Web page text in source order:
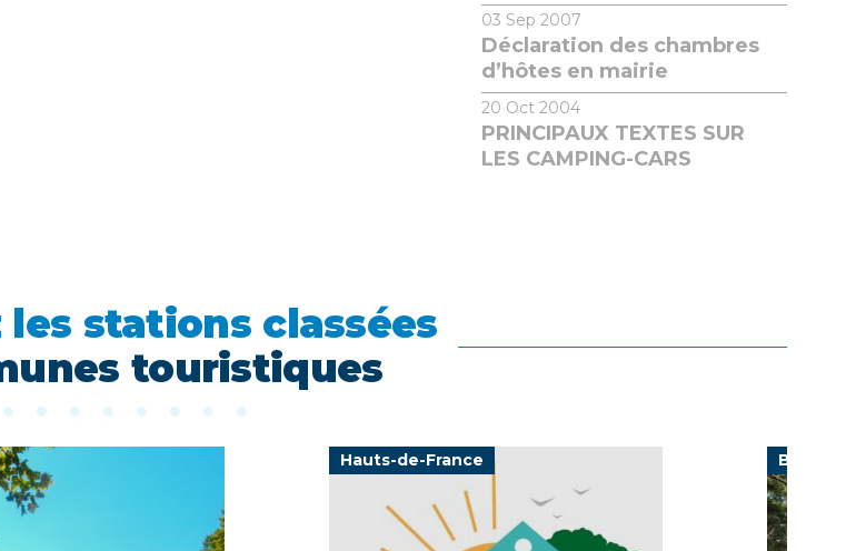
03 Sep 2007
Déclaration des chambres
d’hôtes en mairie
20 Oct 2004
PRINCIPAUX TEXTES SUR
LES CAMPING-CARS
les stations classées
touristiques
Hauts-de-France